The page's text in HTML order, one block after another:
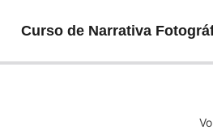
Curso de Narrativa